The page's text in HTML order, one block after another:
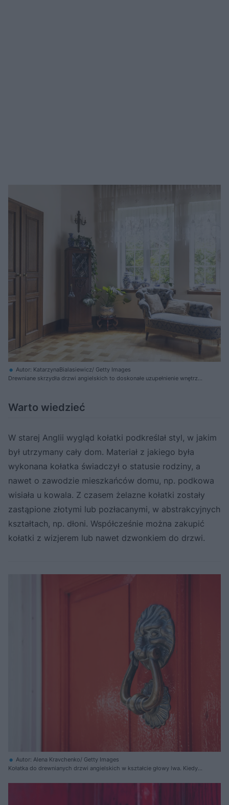
Autor: KatarzynaBialasiewicz/ Getty Images
Drewniane skrzydła drzwi angielskich to doskonałe uzupełnienie wnętrz
Warto wiedzieć
W starej Anglii wygląd kołatki podkreślał styl, w jakim
był utrzymany cały dom. Materiał z jakiego była
wykonana kołatka świadczył o statusie rodziny, a
nawet o zawodzie mieszkańców domu, np. podkowa
wisiała u kowala. Z czasem żelazne kołatki zostały
zastąpione złotymi lub pozłacanymi, w abstrakcyjnych
kształtach, np. dłoni. Współcześnie można zakupić
kołatki z wizjerem lub nawet dzwonkiem do drzwi.
Autor: Alena Kravchenko/ Getty Images
Kołatka do drewnianych drzwi angielskich w kształcie głowy lwa. Kiedyś